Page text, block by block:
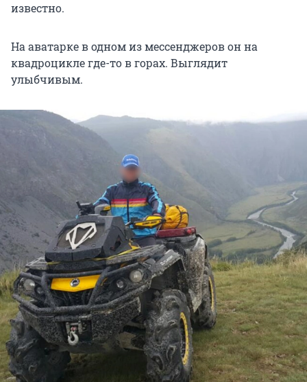
известно.
На аватарке в одном из мессенджеров он на
квадроцикле где-то в горах. Выглядит
улыбчивым.